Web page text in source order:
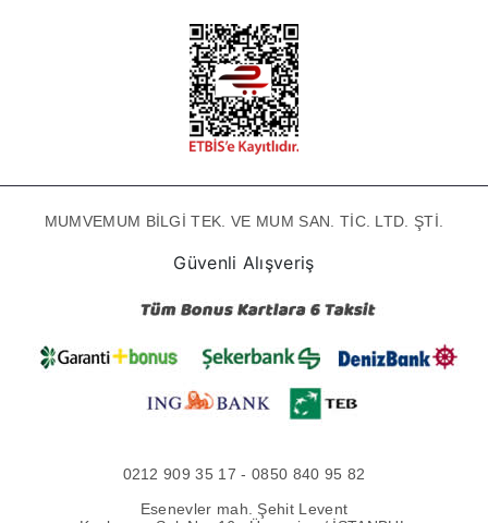
MUMVEMUM BİLGİ TEK. VE MUM SAN. TİC. LTD. ŞTİ.
Güvenli Alışveriş
0212 909 35 17 - 0850 840 95 82
Esenevler mah. Şehit Levent